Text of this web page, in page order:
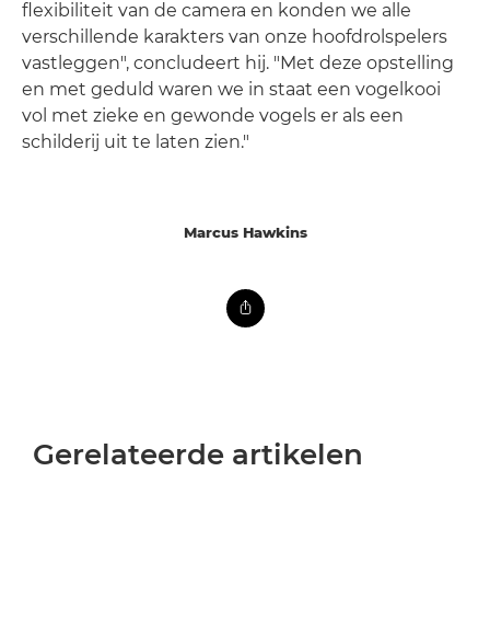
flexibiliteit van de camera en konden we alle
verschillende karakters van onze hoofdrolspelers
vastleggen", concludeert hij. "Met deze opstelling
en met geduld waren we in staat een vogelkooi
vol met zieke en gewonde vogels er als een
schilderij uit te laten zien."
Marcus Hawkins
Gerelateerde artikelen